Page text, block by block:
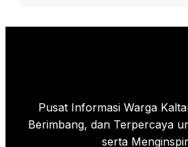
Pusat Informasi Warga
Berimbang, dan Terpercaya
serta